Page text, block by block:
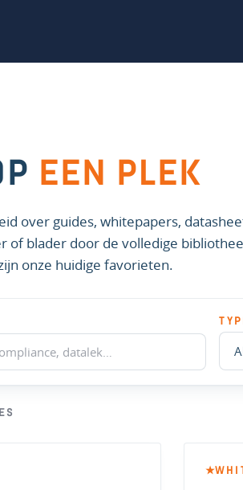
EEN PLEK
over guides, whitepapers,
of blader door de volledige
onze huidige favorieten.
★